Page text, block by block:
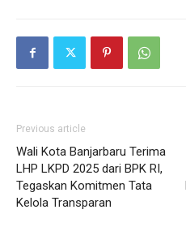
Previous article
Wali Kota Banjarbaru Terima
LHP LKPD 2025 dari BPK RI,
Tegaskan Komitmen Tata
Kelola Transparan